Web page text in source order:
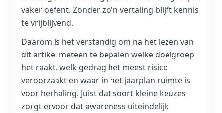
vaker oefent. Zonder zo'n vertaling blijft kennis
te vrijblijvend.
Daarom is het verstandig om na het lezen van
dit artikel meteen te bepalen welke doelgroep
het raakt, welk gedrag het meest risico
veroorzaakt en waar in het jaarplan ruimte is
voor herhaling. Juist dat soort kleine keuzes
zorgt ervoor dat awareness uiteindelijk